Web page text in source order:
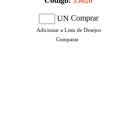
UN Comprar
Adicionar a Lista de Desejos
Comparar